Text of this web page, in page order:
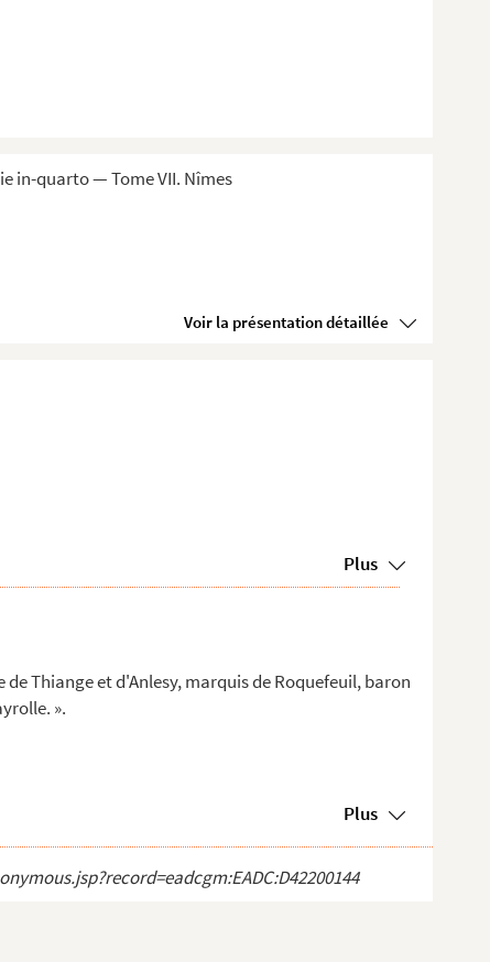
in-quarto — Tome VII. Nîmes
Voir la présentation détaillée
Plus
Thiange et d'Anlesy, marquis de Roquefeuil, baron
».
Plus